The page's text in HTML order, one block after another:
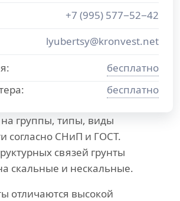
+7 (995) 577−52−42
lyubertsy@kronvest.net
бесплатно
бесплатно
на группы, типы, виды
согласно СНиП и ГОСТ.
связей грунты
скальные и нескальные.
отличаются высокой